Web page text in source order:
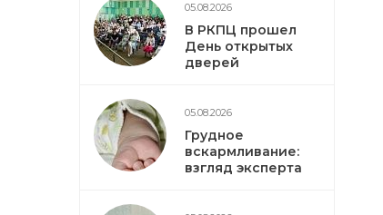
05.08.2026
В РКПЦ прошел
День открытых
дверей
05.08.2026
Грудное
вскармливание:
взгляд эксперта